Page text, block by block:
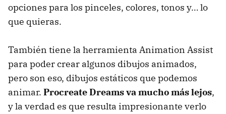
opciones para los pinceles, colores, tonos y… lo
que quieras.
También tiene la herramienta Animation Assist
para poder crear algunos dibujos animados,
pero son eso, dibujos estáticos que podemos
animar. Procreate Dreams va mucho más lejos,
y la verdad es que resulta impresionante verlo